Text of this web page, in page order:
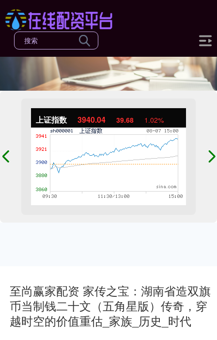
上证指数 3940.04 39.68 1.02%
至尚赢家配资 家传之宝：湖南省造双旗
币当制钱二十文（五角星版）传奇，穿
越时空的价值重估_家族_历史_时代